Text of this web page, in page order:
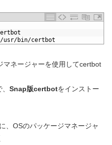
bin/certbot
マネージャーを使用してcertbot
Snap版certbotをインストー
、OSのパッケージマネージャ